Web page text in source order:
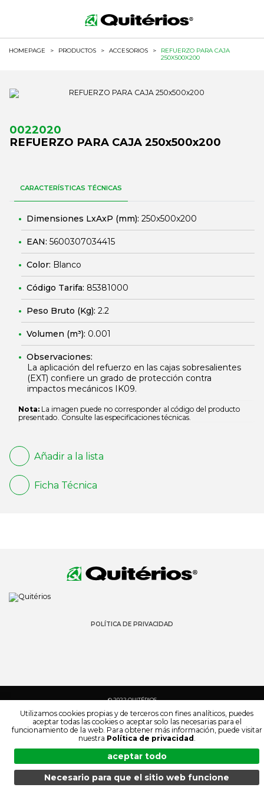
HOMEPAGE > PRODUCTOS > ACCESORIOS >
REFUERZO PARA CAJA
250X500X200
0022020
REFUERZO PARA CAJA 250x500x200
CARACTERÍSTICAS TÉCNICAS
Dimensiones LxAxP (mm): 250x500x200
EAN: 5600307034415
Color: Blanco
Código Tarifa: 85381000
Peso Bruto (Kg): 2.2
Volumen (m³): 0.001
Observaciones:
La aplicación del refuerzo en las cajas sobresalientes
(EXT) confiere un grado de protección contra
impactos mecánicos IK09.
Nota: La imagen puede no corresponder al código del producto
presentado. Consulte las especificaciones técnicas.
Añadir a la lista
Ficha Técnica
POLÍTICA DE PRIVACIDAD
© 2022 QUITÉRIOS
TODOS LOS DERECHOS RESERVADOS
MENÚ BÚSQUEDA PRODUCTOS ES
Utilizamos cookies propias y de terceros con fines analíticos, puedes
aceptar todas las cookies o aceptar solo las necesarias para el
funcionamiento de la web. Para obtener más información, puede visitar
nuestra Política de privacidad .
aceptar todo
Necesario para que el sitio web funcione